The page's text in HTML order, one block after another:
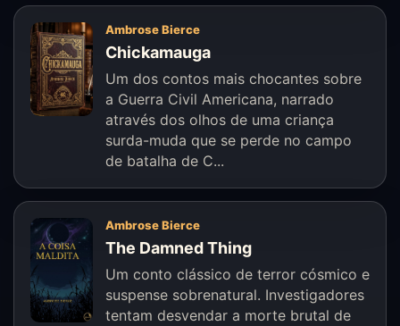
Ambrose Bierce
Chickamauga
Um dos contos mais chocantes sobre
a Guerra Civil Americana, narrado
através dos olhos de uma criança
surda-muda que se perde no campo
de batalha de C...
Ambrose Bierce
The Damned Thing
Um conto clássico de terror cósmico e
suspense sobrenatural. Investigadores
tentam desvendar a morte brutal de